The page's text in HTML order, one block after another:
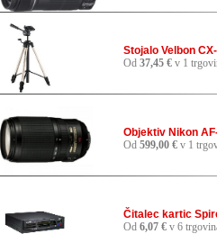
Stojalo Velbon
Od 37,45 € v 1
Objektiv Nikon
Od 599,00 € v 1
Čitalec kartic
Od 6,07 € v 6